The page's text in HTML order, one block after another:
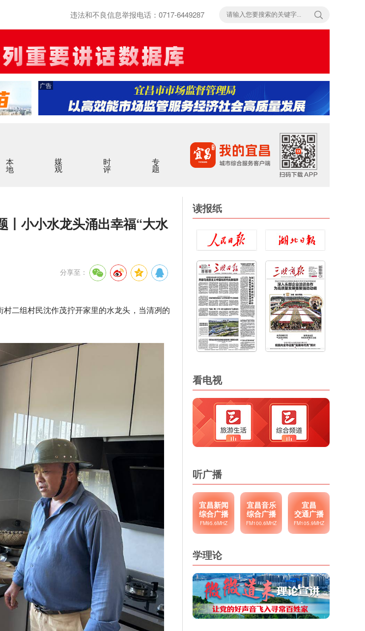
违法和不良信息举报电话：0717-6449287
广告
本地 媒观 时评 专题
丨小小水龙头涌出幸福“大水
分享至：
二组村民沈作茂拧开家里的水龙头，当清冽的
读报纸
看电视
听广播
宜昌新闻
综合广播
FM95.6MHZ
宜昌音乐
综合广播
FM100.6MHZ
宜昌
交通广播
FM105.9MHZ
学理论